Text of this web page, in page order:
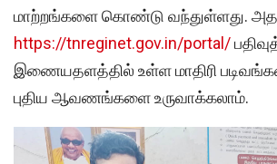
மாற்றங்களை கொண்டு வந்துள்ளது.
https://tnreginet.gov.in/portal/
இணையதளத்தில் உள்ள மாதிரி
புதிய ஆவணங்களை உருவாக்கலாம்.